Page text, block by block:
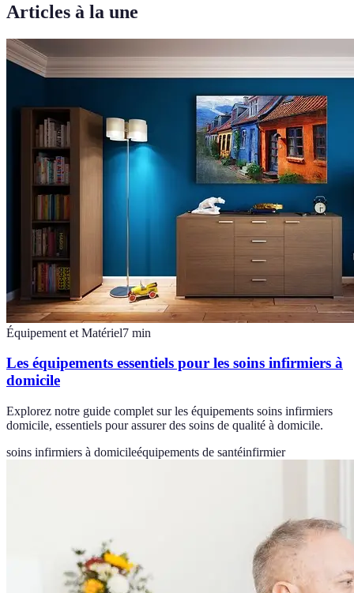
Articles à la une
Équipement et Matériel7 min
Les équipements essentiels pour les soins infirmiers à
domicile
Explorez notre guide complet sur les équipements soins infirmiers
domicile, essentiels pour assurer des soins de qualité à domicile.
soins infirmiers à domicileéquipements de santéinfirmier